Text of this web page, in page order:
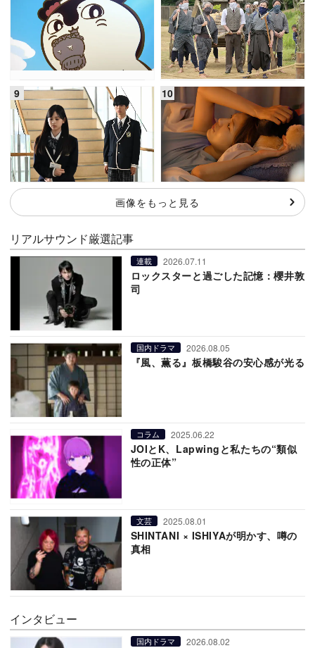
画像をもっと見る
リアルサウンド厳選記事
連載 2026.07.11
ロックスターと過ごした記憶：櫻井敦
司
国内ドラマ 2026.08.05
『風、薫る』板橋駿谷の安心感が光る
コラム 2025.06.22
JOIとK、Lapwingと私たちの“類似
性の正体”
文芸 2025.08.01
SHINTANI × ISHIYAが明かす、噂の
真相
インタビュー
国内ドラマ 2026.08.02